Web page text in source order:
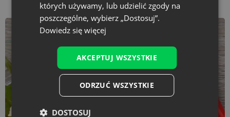
których używamy, lub udzielić zgody na
poszczególne, wybierz „Dostosuj”.
Dowiedz się więcej
AKCEPTUJ WSZYSTKIE
ODRZUĆ WSZYSTKIE
DOSTOSUJ